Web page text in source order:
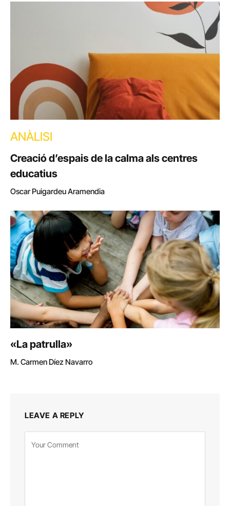
ANÀLISI
Creació d’espais de la calma als centres
educatius
Oscar Puigardeu Aramendia
«La patrulla»
M. Carmen Díez Navarro
LEAVE A REPLY